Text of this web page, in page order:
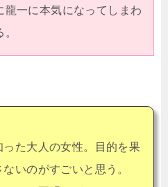
龍一に本気になってしまわ
た大人の女性。目的を果
いのがすごいと思う。